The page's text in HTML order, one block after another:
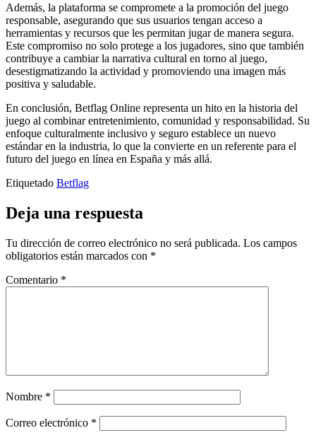
Además, la plataforma se compromete a la promoción del juego
responsable, asegurando que sus usuarios tengan acceso a
herramientas y recursos que les permitan jugar de manera segura.
Este compromiso no solo protege a los jugadores, sino que también
contribuye a cambiar la narrativa cultural en torno al juego,
desestigmatizando la actividad y promoviendo una imagen más
positiva y saludable.
En conclusión, Betflag Online representa un hito en la historia del
juego al combinar entretenimiento, comunidad y responsabilidad. Su
enfoque culturalmente inclusivo y seguro establece un nuevo
estándar en la industria, lo que la convierte en un referente para el
futuro del juego en línea en España y más allá.
Etiquetado Betflag
Deja una respuesta
Tu dirección de correo electrónico no será publicada. Los campos
obligatorios están marcados con *
Comentario *
Nombre *
Correo electrónico *